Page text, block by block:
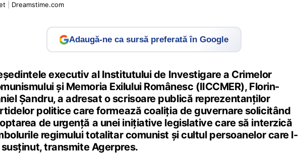
Dreamstime.com
Adaugă-ne ca sursă preferată în Google
executiv al Institutului de Investigare a Crimelor
şi Memoria Exilului Românesc (IICCMER), Florin-
Şandru, a adresat o scrisoare publică reprezentanţilor
politice care formează coaliţia de guvernare solicitând
de urgenţă a unei iniţiative legislative care să interzică
regimului totalitar comunist şi cultul persoanelor care l-
transmite Agerpres.